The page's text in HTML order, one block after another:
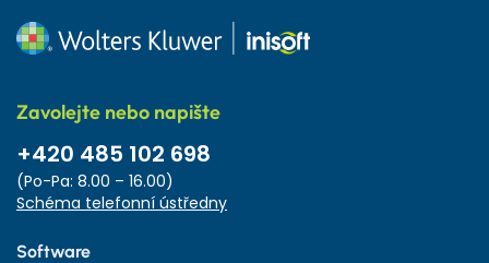
Zavolejte nebo napište
+420 485 102 698
(Po-Pa: 8.00 – 16.00)
Schéma telefonní ústředny
Software